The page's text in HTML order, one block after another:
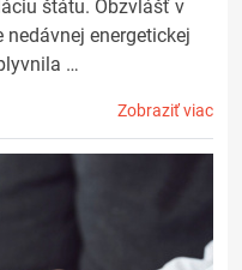
štátu. Obzvlášť v
energetickej
…
Zobraziť viac